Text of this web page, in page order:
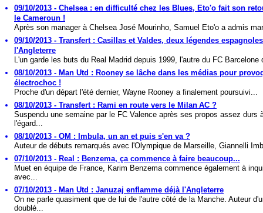
09/10/2013 - Chelsea : en difficulté chez les Blues, Eto'o fait son
le Cameroun !
Après son manager à Chelsea José Mourinho, Samuel Eto'o a admis
09/10/2013 - Transfert : Casillas et Valdes, deux légendes
l'Angleterre
L'un garde les buts du Real Madrid depuis 1999, l'autre du FC Barcelone
08/10/2013 - Man Utd : Rooney se lâche dans les médias pour
électrochoc !
Proche d'un départ l'été dernier, Wayne Rooney a finalement poursuivi...
08/10/2013 - Transfert : Rami en route vers le Milan AC ?
Suspendu une semaine par le FC Valence après ses propos assez durs
l'égard...
08/10/2013 - OM : Imbula, un an et puis s'en va ?
Auteur de débuts remarqués avec l'Olympique de Marseille, Giannelli
07/10/2013 - Real : Benzema, ça commence à faire beaucoup...
Muet en équipe de France, Karim Benzema commence également à
avec...
07/10/2013 - Man Utd : Januzaj enflamme déjà l'Angleterre
On ne parle quasiment que de lui de l'autre côté de la Manche. Auteur
doublé...